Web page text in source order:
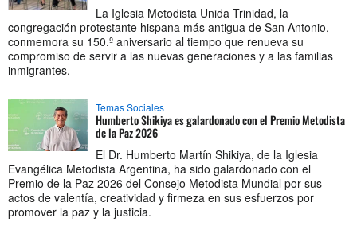
La Iglesia Metodista Unida Trinidad, la
congregación protestante hispana más antigua de San Antonio,
conmemora su 150.º aniversario al tiempo que renueva su
compromiso de servir a las nuevas generaciones y a las familias
inmigrantes.
Temas Sociales
Humberto Shikiya es galardonado con el Premio Metodista
de la Paz 2026
El Dr. Humberto Martín Shikiya, de la Iglesia
Evangélica Metodista Argentina, ha sido galardonado con el
Premio de la Paz 2026 del Consejo Metodista Mundial por sus
actos de valentía, creatividad y firmeza en sus esfuerzos por
promover la paz y la justicia.